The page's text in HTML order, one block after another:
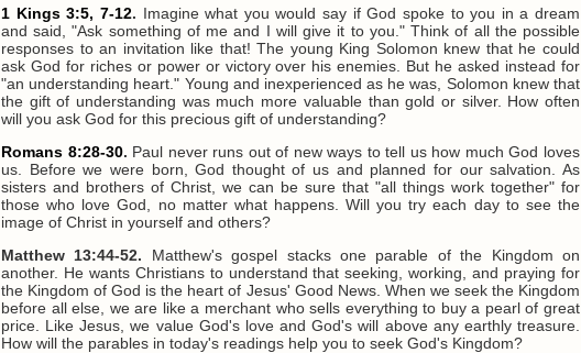
1 Kings 3:5, 7-12. Imagine what you would say if God spoke to you in a dream
and said, "Ask something of me and I will give it to you." Think of all the possible
responses to an invitation like that! The young King Solomon knew that he could
ask God for riches or power or victory over his enemies. But he asked instead for
"an understanding heart." Young and inexperienced as he was, Solomon knew that
the gift of understanding was much more valuable than gold or silver. How often
will you ask God for this precious gift of understanding?
Romans 8:28-30. Paul never runs out of new ways to tell us how much God loves
us. Before we were born, God thought of us and planned for our salvation. As
sisters and brothers of Christ, we can be sure that "all things work together" for
those who love God, no matter what happens. Will you try each day to see the
image of Christ in yourself and others?
Matthew 13:44-52. Matthew's gospel stacks one parable of the Kingdom on
another. He wants Christians to understand that seeking, working, and praying for
the Kingdom of God is the heart of Jesus' Good News. When we seek the Kingdom
before all else, we are like a merchant who sells everything to buy a pearl of great
price. Like Jesus, we value God's love and God's will above any earthly treasure.
How will the parables in today's readings help you to seek God's Kingdom?